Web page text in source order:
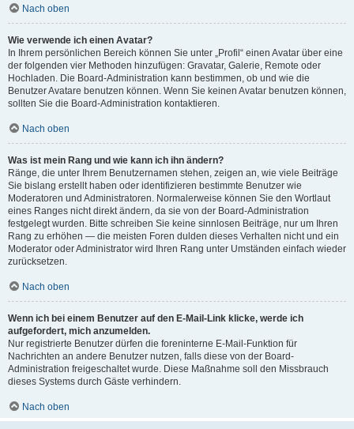
Nach oben
Wie verwende ich einen Avatar?
In Ihrem persönlichen Bereich können Sie unter „Profil“ einen Avatar über eine
der folgenden vier Methoden hinzufügen: Gravatar, Galerie, Remote oder
Hochladen. Die Board-Administration kann bestimmen, ob und wie die
Benutzer Avatare benutzen können. Wenn Sie keinen Avatar benutzen können,
sollten Sie die Board-Administration kontaktieren.
Nach oben
Was ist mein Rang und wie kann ich ihn ändern?
Ränge, die unter Ihrem Benutzernamen stehen, zeigen an, wie viele Beiträge
Sie bislang erstellt haben oder identifizieren bestimmte Benutzer wie
Moderatoren und Administratoren. Normalerweise können Sie den Wortlaut
eines Ranges nicht direkt ändern, da sie von der Board-Administration
festgelegt wurden. Bitte schreiben Sie keine sinnlosen Beiträge, nur um Ihren
Rang zu erhöhen — die meisten Foren dulden dieses Verhalten nicht und ein
Moderator oder Administrator wird Ihren Rang unter Umständen einfach wieder
zurücksetzen.
Nach oben
Wenn ich bei einem Benutzer auf den E-Mail-Link klicke, werde ich
aufgefordert, mich anzumelden.
Nur registrierte Benutzer dürfen die foreninterne E-Mail-Funktion für
Nachrichten an andere Benutzer nutzen, falls diese von der Board-
Administration freigeschaltet wurde. Diese Maßnahme soll den Missbrauch
dieses Systems durch Gäste verhindern.
Nach oben